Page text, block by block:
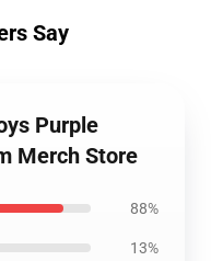
Say
Purple
Merch Store
88%
13%